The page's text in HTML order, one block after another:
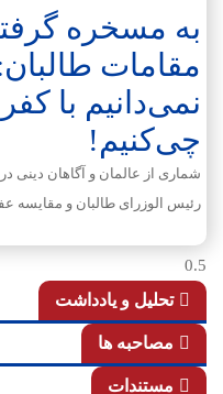
به مسخره
مقامات
نمی‌دانیم با
چی‌کنیم!
شماری از عالمان و آگاهان دینی
رئیس الوزرای طالبان و مقایسه
تحلیل و یادداشت
مصاحبه ها
مستندات